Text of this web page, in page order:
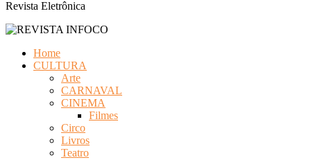
Revista Eletrônica
Home
CULTURA
Arte
CARNAVAL
CINEMA
Filmes
Circo
Livros
Teatro